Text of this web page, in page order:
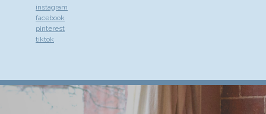
instagram
facebook
pinterest
tiktok